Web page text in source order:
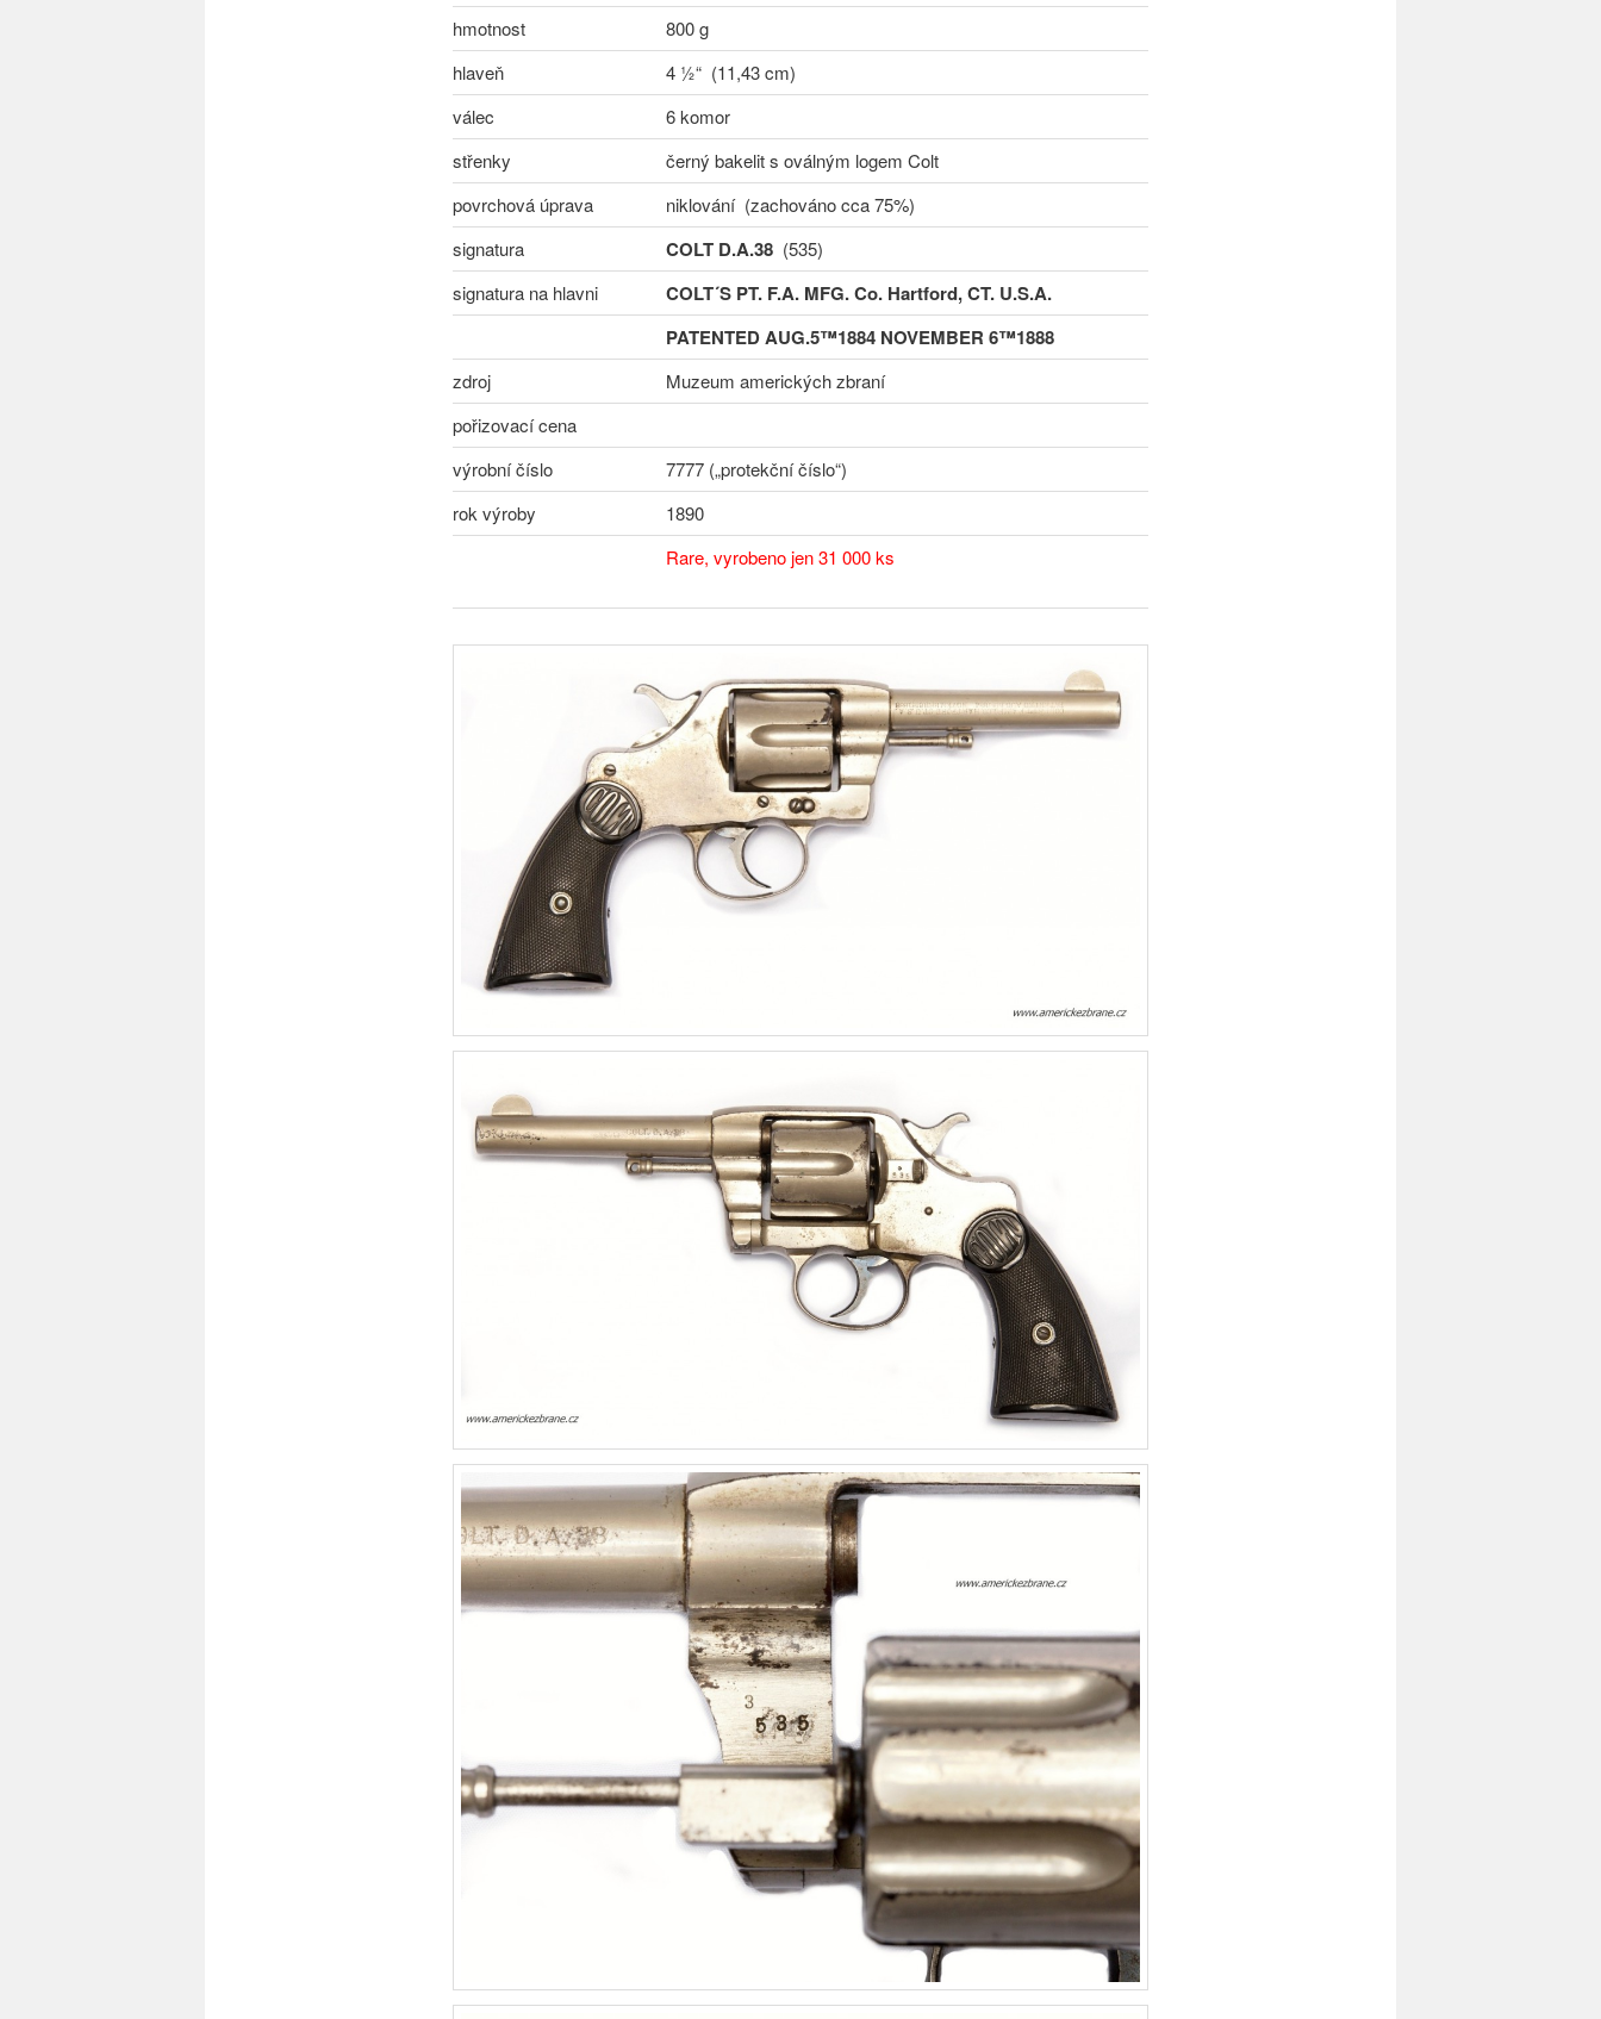
hmotnost
800 g
hlaveň
4 ½“ (11,43 cm)
válec
6 komor
střenky
černý bakelit s oválným logem Colt
povrchová úprava
niklování (zachováno cca 75%)
signatura
COLT D.A.38(535)
signatura na hlavni
COLT´S PT. F.A. MFG. Co. Hartford, CT. U.S.A.
PATENTED AUG.5™1884 NOVEMBER 6™1888
zdroj
Muzeum amerických zbraní
pořizovací cena
výrobní číslo
7777 („protekční číslo“)
rok výroby
1890
Rare, vyrobeno jen 31 000 ks